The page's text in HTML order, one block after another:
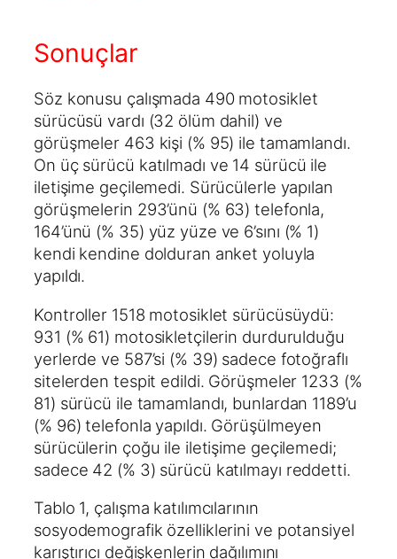
Sonuçlar
Söz konusu çalışmada 490 motosiklet
sürücüsü vardı (32 ölüm dahil) ve
görüşmeler 463 kişi (% 95) ile tamamlandı.
On üç sürücü katılmadı ve 14 sürücü ile
iletişime geçilemedi. Sürücülerle yapılan
görüşmelerin 293’ünü (% 63) telefonla,
164’ünü (% 35) yüz yüze ve 6’sını (% 1)
kendi kendine dolduran anket yoluyla
yapıldı.
Kontroller 1518 motosiklet sürücüsüydü:
931 (% 61) motosikletçilerin durdurulduğu
yerlerde ve 587’si (% 39) sadece fotoğraflı
sitelerden tespit edildi. Görüşmeler 1233 (%
81) sürücü ile tamamlandı, bunlardan 1189’u
(% 96) telefonla yapıldı. Görüşülmeyen
sürücülerin çoğu ile iletişime geçilemedi;
sadece 42 (% 3) sürücü katılmayı reddetti.
Tablo 1, çalışma katılımcılarının
sosyodemografik özelliklerini ve potansiyel
karıştırıcı değişkenlerin dağılımını